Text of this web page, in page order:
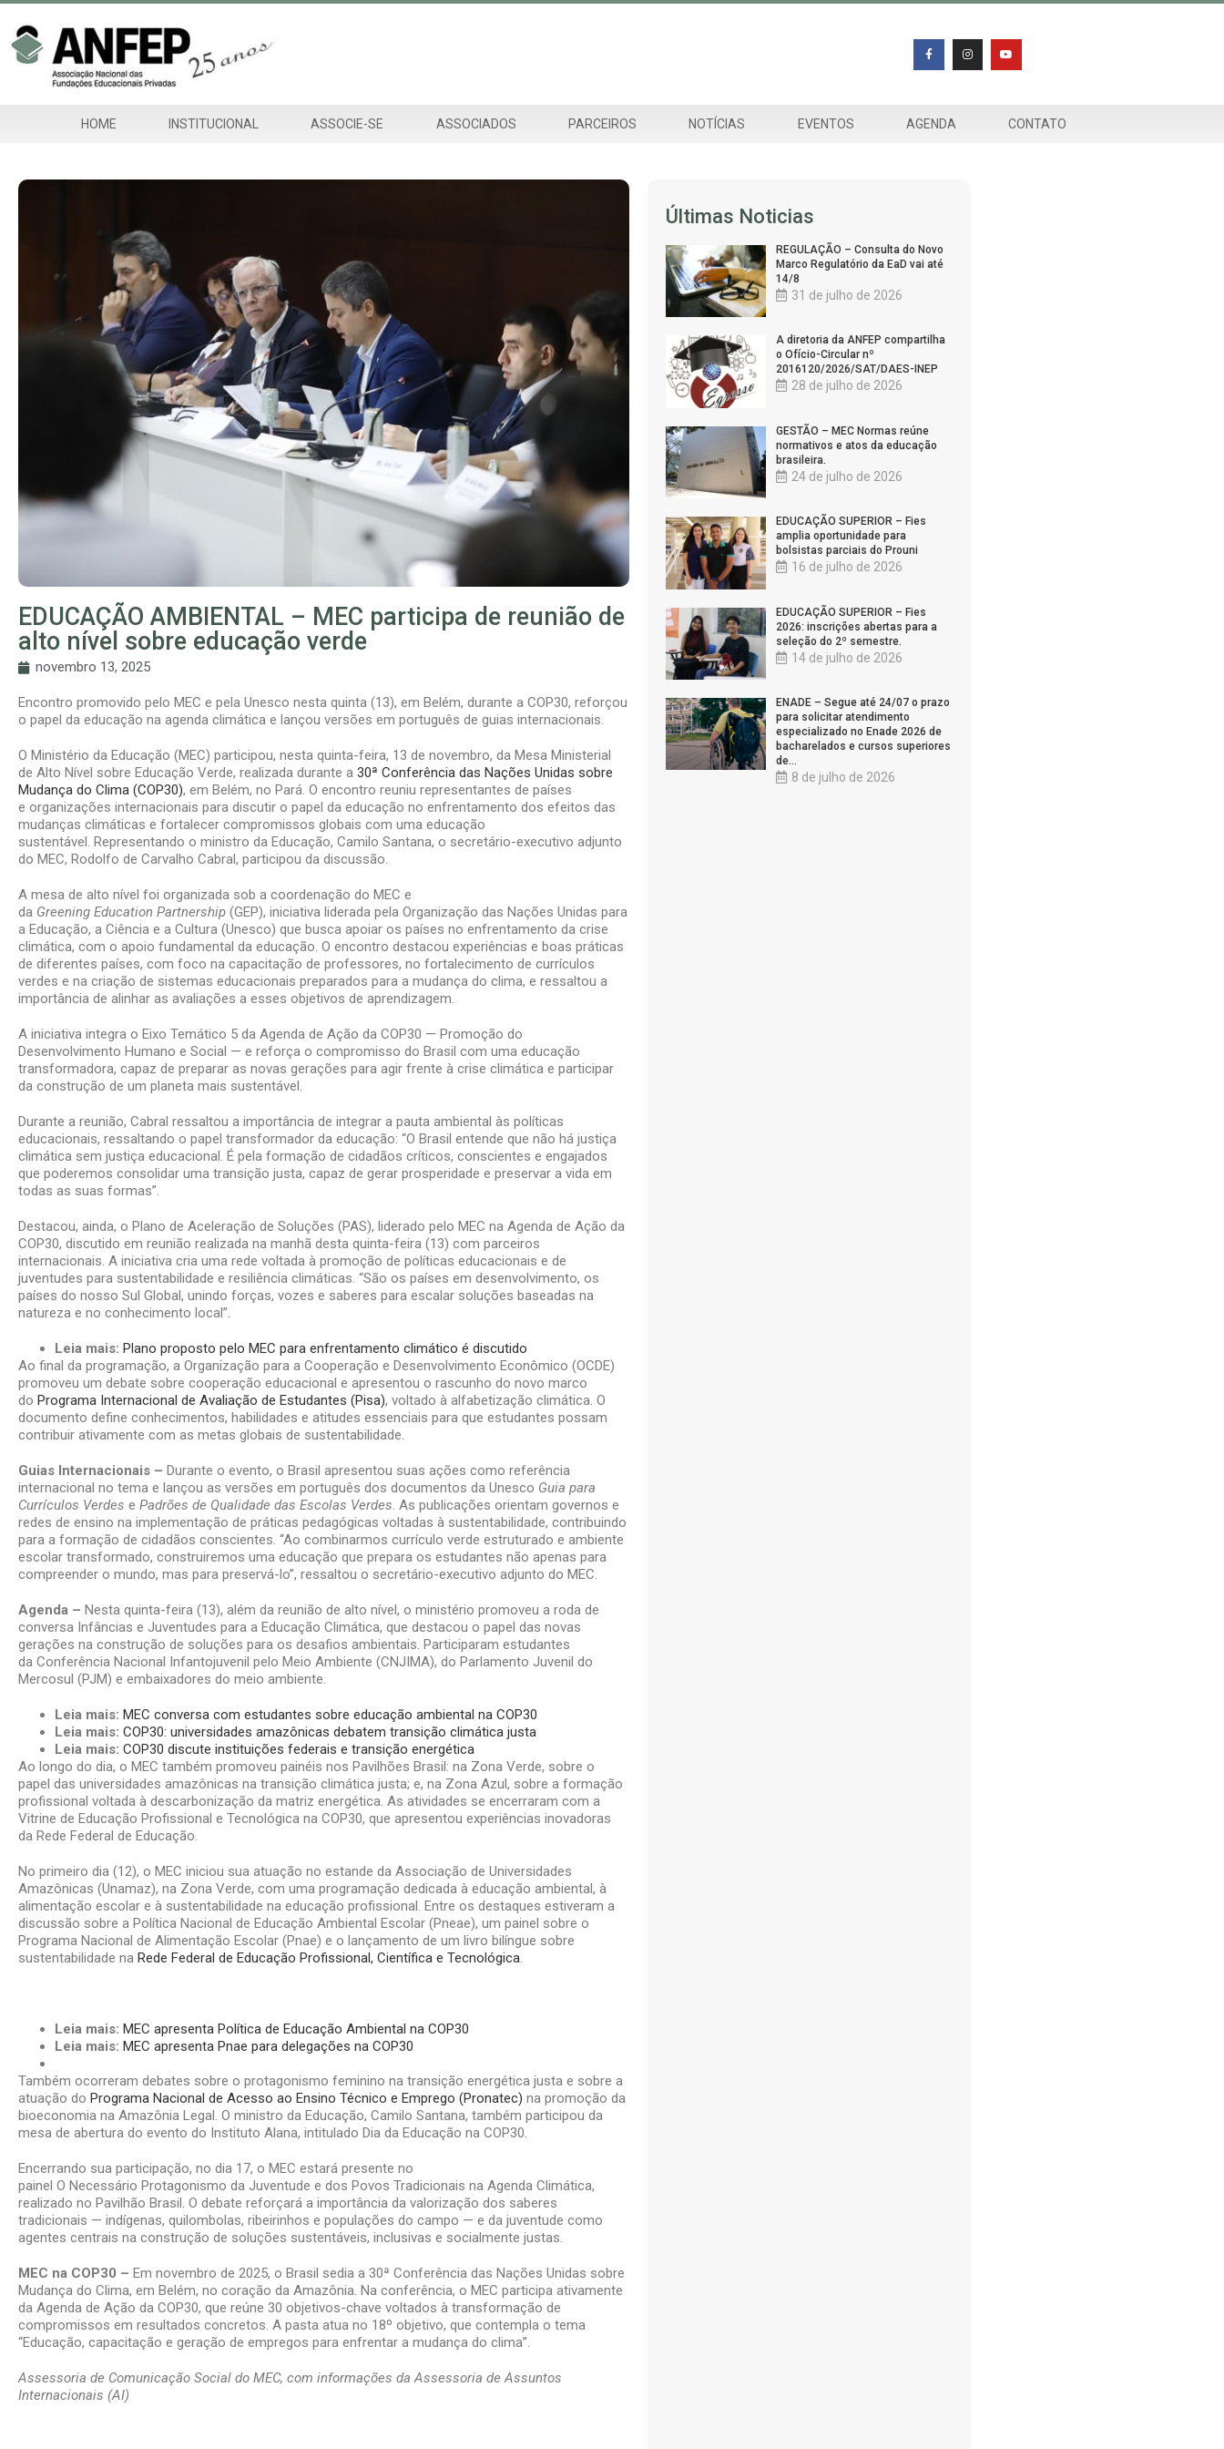
HOME INSTITUCIONAL ASSOCIE-SE ASSOCIADOS PARCEIROS NOTÍCIAS EVENTOS AGENDA CONTATO
EDUCAÇÃO AMBIENTAL – MEC participa de reunião de
alto nível sobre educação verde
novembro 13, 2025
Encontro promovido pelo MEC e pela Unesco nesta quinta (13), em Belém, durante a COP30, reforçou
o papel da educação na agenda climática e lançou versões em português de guias internacionais.
O Ministério da Educação (MEC) participou, nesta quinta-feira, 13 de novembro, da Mesa Ministerial
de Alto Nível sobre Educação Verde, realizada durante a 30ª Conferência das Nações Unidas sobre
Mudança do Clima (COP30), em Belém, no Pará. O encontro reuniu representantes de países
e organizações internacionais para discutir o papel da educação no enfrentamento dos efeitos das
mudanças climáticas e fortalecer compromissos globais com uma educação
sustentável. Representando o ministro da Educação, Camilo Santana, o secretário-executivo adjunto
do MEC, Rodolfo de Carvalho Cabral, participou da discussão.
A mesa de alto nível foi organizada sob a coordenação do MEC e
da Greening Education Partnership (GEP), iniciativa liderada pela Organização das Nações Unidas para
a Educação, a Ciência e a Cultura (Unesco) que busca apoiar os países no enfrentamento da crise
climática, com o apoio fundamental da educação. O encontro destacou experiências e boas práticas
de diferentes países, com foco na capacitação de professores, no fortalecimento de currículos
verdes e na criação de sistemas educacionais preparados para a mudança do clima, e ressaltou a
importância de alinhar as avaliações a esses objetivos de aprendizagem.
A iniciativa integra o Eixo Temático 5 da Agenda de Ação da COP30 — Promoção do
Desenvolvimento Humano e Social — e reforça o compromisso do Brasil com uma educação
transformadora, capaz de preparar as novas gerações para agir frente à crise climática e participar
da construção de um planeta mais sustentável.
Durante a reunião, Cabral ressaltou a importância de integrar a pauta ambiental às políticas
educacionais, ressaltando o papel transformador da educação: “O Brasil entende que não há justiça
climática sem justiça educacional. É pela formação de cidadãos críticos, conscientes e engajados
que poderemos consolidar uma transição justa, capaz de gerar prosperidade e preservar a vida em
todas as suas formas”.
Destacou, ainda, o Plano de Aceleração de Soluções (PAS), liderado pelo MEC na Agenda de Ação da
COP30, discutido em reunião realizada na manhã desta quinta-feira (13) com parceiros
internacionais. A iniciativa cria uma rede voltada à promoção de políticas educacionais e de
juventudes para sustentabilidade e resiliência climáticas. “São os países em desenvolvimento, os
países do nosso Sul Global, unindo forças, vozes e saberes para escalar soluções baseadas na
natureza e no conhecimento local”.
Leia mais: Plano proposto pelo MEC para enfrentamento climático é discutido
Ao final da programação, a Organização para a Cooperação e Desenvolvimento Econômico (OCDE)
promoveu um debate sobre cooperação educacional e apresentou o rascunho do novo marco
do Programa Internacional de Avaliação de Estudantes (Pisa), voltado à alfabetização climática. O
documento define conhecimentos, habilidades e atitudes essenciais para que estudantes possam
contribuir ativamente com as metas globais de sustentabilidade.
Guias Internacionais – Durante o evento, o Brasil apresentou suas ações como referência
internacional no tema e lançou as versões em português dos documentos da Unesco Guia para
Currículos Verdes e Padrões de Qualidade das Escolas Verdes. As publicações orientam governos e
redes de ensino na implementação de práticas pedagógicas voltadas à sustentabilidade, contribuindo
para a formação de cidadãos conscientes. “Ao combinarmos currículo verde estruturado e ambiente
escolar transformado, construiremos uma educação que prepara os estudantes não apenas para
compreender o mundo, mas para preservá-lo”, ressaltou o secretário-executivo adjunto do MEC.
Agenda – Nesta quinta-feira (13), além da reunião de alto nível, o ministério promoveu a roda de
conversa Infâncias e Juventudes para a Educação Climática, que destacou o papel das novas
gerações na construção de soluções para os desafios ambientais. Participaram estudantes
da Conferência Nacional Infantojuvenil pelo Meio Ambiente (CNJIMA), do Parlamento Juvenil do
Mercosul (PJM) e embaixadores do meio ambiente.
Leia mais: MEC conversa com estudantes sobre educação ambiental na COP30
Leia mais: COP30: universidades amazônicas debatem transição climática justa
Leia mais: COP30 discute instituições federais e transição energética
Ao longo do dia, o MEC também promoveu painéis nos Pavilhões Brasil: na Zona Verde, sobre o
papel das universidades amazônicas na transição climática justa; e, na Zona Azul, sobre a formação
profissional voltada à descarbonização da matriz energética. As atividades se encerraram com a
Vitrine de Educação Profissional e Tecnológica na COP30, que apresentou experiências inovadoras
da Rede Federal de Educação.
No primeiro dia (12), o MEC iniciou sua atuação no estande da Associação de Universidades
Amazônicas (Unamaz), na Zona Verde, com uma programação dedicada à educação ambiental, à
alimentação escolar e à sustentabilidade na educação profissional. Entre os destaques estiveram a
discussão sobre a Política Nacional de Educação Ambiental Escolar (Pneae), um painel sobre o
Programa Nacional de Alimentação Escolar (Pnae) e o lançamento de um livro bilíngue sobre
sustentabilidade na Rede Federal de Educação Profissional, Científica e Tecnológica.
Leia mais: MEC apresenta Política de Educação Ambiental na COP30
Leia mais: MEC apresenta Pnae para delegações na COP30
Também ocorreram debates sobre o protagonismo feminino na transição energética justa e sobre a
atuação do Programa Nacional de Acesso ao Ensino Técnico e Emprego (Pronatec) na promoção da
bioeconomia na Amazônia Legal. O ministro da Educação, Camilo Santana, também participou da
mesa de abertura do evento do Instituto Alana, intitulado Dia da Educação na COP30.
Encerrando sua participação, no dia 17, o MEC estará presente no
painel O Necessário Protagonismo da Juventude e dos Povos Tradicionais na Agenda Climática,
realizado no Pavilhão Brasil. O debate reforçará a importância da valorização dos saberes
tradicionais — indígenas, quilombolas, ribeirinhos e populações do campo — e da juventude como
agentes centrais na construção de soluções sustentáveis, inclusivas e socialmente justas.
MEC na COP30 – Em novembro de 2025, o Brasil sedia a 30ª Conferência das Nações Unidas sobre
Mudança do Clima, em Belém, no coração da Amazônia. Na conferência, o MEC participa ativamente
da Agenda de Ação da COP30, que reúne 30 objetivos-chave voltados à transformação de
compromissos em resultados concretos. A pasta atua no 18º objetivo, que contempla o tema
“Educação, capacitação e geração de empregos para enfrentar a mudança do clima”.
Assessoria de Comunicação Social do MEC, com informações da Assessoria de Assuntos
Internacionais (AI)
Últimas Noticias
REGULAÇÃO – Consulta do Novo
Marco Regulatório da EaD vai até
14/8
31 de julho de 2026
A diretoria da ANFEP compartilha
o Ofício-Circular nº
2016120/2026/SAT/DAES-INEP
28 de julho de 2026
GESTÃO – MEC Normas reúne
normativos e atos da educação
brasileira.
24 de julho de 2026
EDUCAÇÃO SUPERIOR – Fies
amplia oportunidade para
bolsistas parciais do Prouni
16 de julho de 2026
EDUCAÇÃO SUPERIOR – Fies
2026: inscrições abertas para a
seleção do 2º semestre.
14 de julho de 2026
ENADE – Segue até 24/07 o prazo
para solicitar atendimento
especializado no Enade 2026 de
bacharelados e cursos superiores
de…
8 de julho de 2026